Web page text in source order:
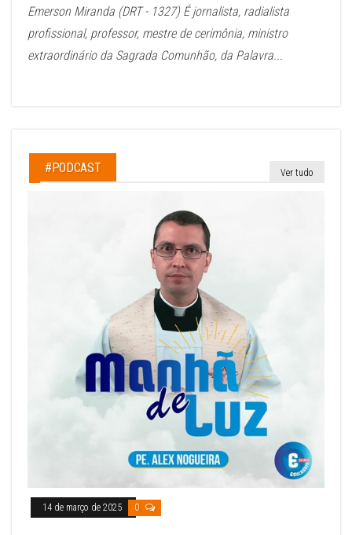
Emerson Miranda (DRT - 1327) É jornalista, radialista
profissional, professor, mestre de cerimônia, ministro
extraordinário da Sagrada Comunhão, da Palavra...
#PODCAST Ver tudo
14 de março de 2025 0